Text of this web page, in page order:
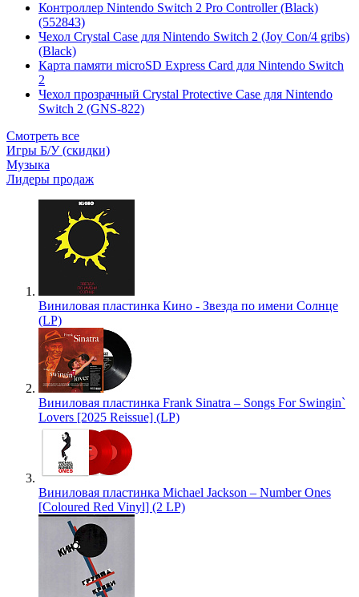
Контроллер Nintendo Switch 2 Pro Controller (Black)
(552843)
Чехол Сrystal Сase для Nintendo Switch 2 (Joy Con/4 gribs)
(Black)
Карта памяти microSD Express Card для Nintendo Switch
2
Чехол прозрачный Crystal Protective Case для Nintendo
Switch 2 (GNS-822)
Смотреть все
Игры Б/У (скидки)
Музыка
Лидеры продаж
Виниловая пластинка Кино - Звезда по имени Солнце
(LP)
Виниловая пластинка Frank Sinatra – Songs For Swingin`
Lovers [2025 Reissue] (LP)
Виниловая пластинка Michael Jackson – Number Ones
[Coloured Red Vinyl] (2 LP)